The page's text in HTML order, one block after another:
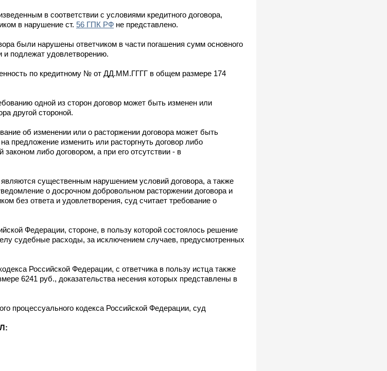
в соответствии с условиями кредитного договора,
в нарушение ст. 56 ГПК РФ не представлено.
были нарушены ответчиком в части погашения сумм основного
и подлежат удовлетворению.
по кредитному № от ДД.ММ.ГГГГ в общем размере 174
одной из сторон договор может быть изменен или
другой стороной.
об изменении или о расторжении договора может быть
предложение изменить или расторгнуть договор либо
либо договором, а при его отсутствии - в
существенным нарушением условий договора, а также
о досрочном добровольном расторжении договора и
без ответа и удовлетворения, суд считает требование о
Федерации, стороне, в пользу которой состоялось решение
судебные расходы, за исключением случаев, предусмотренных
Российской Федерации, с ответчика в пользу истца также
6241 руб., доказательства несения которых представлены в
процессуального кодекса Российской Федерации, суд